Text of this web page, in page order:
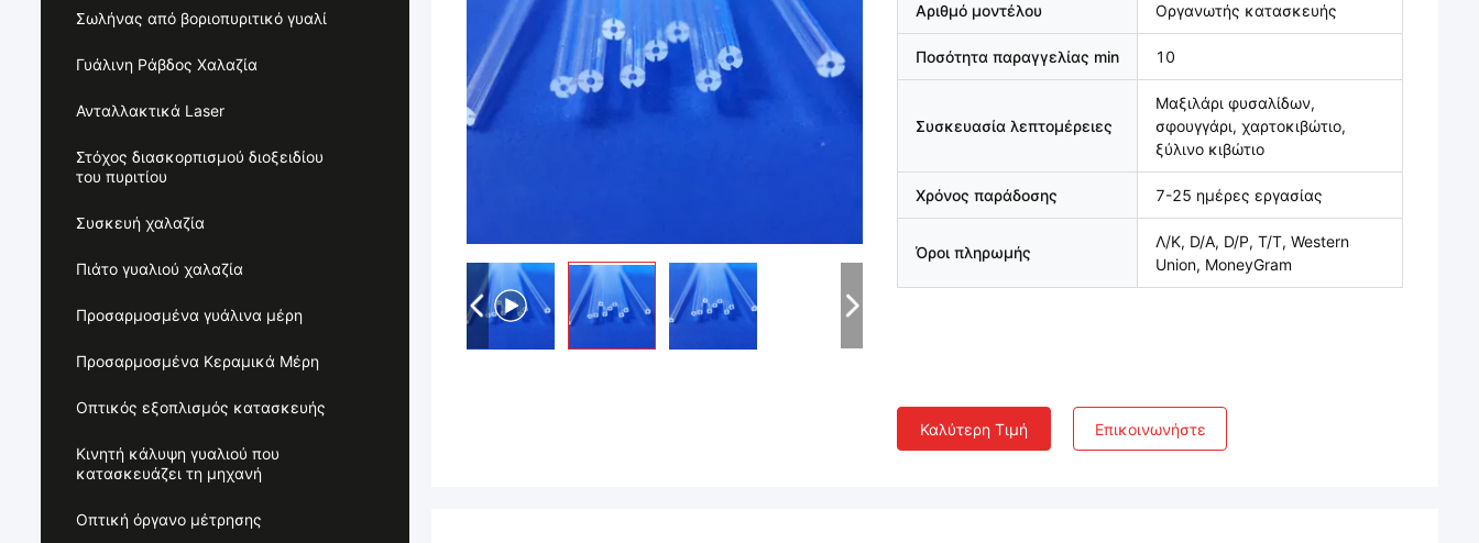
Σωλήνας από βοριοπυριτικό γυαλί
Γυάλινη Ράβδος Χαλαζία
Ανταλλακτικά Laser
Στόχος διασκορπισμού διοξειδίου
του πυριτίου
Συσκευή χαλαζία
Πιάτο γυαλιού χαλαζία
Προσαρμοσμένα γυάλινα μέρη
Προσαρμοσμένα Κεραμικά Μέρη
Οπτικός εξοπλισμός κατασκευής
Κινητή κάλυψη γυαλιού που
κατασκευάζει τη μηχανή
Οπτική όργανο μέτρησης
Αριθμό μοντέλου Οργανωτής κατασκευής
Ποσότητα παραγγελίας min 10
Συσκευασία λεπτομέρειες
Μαξιλάρι φυσαλίδων,
σφουγγάρι, χαρτοκιβώτιο,
ξύλινο κιβώτιο
Χρόνος παράδοσης 7-25 ημέρες εργασίας
Όροι πληρωμής
Λ/Κ, D/A, D/P, T/T, Western
Union, MoneyGram
Καλύτερη Τιμή Επικοινωνήστε